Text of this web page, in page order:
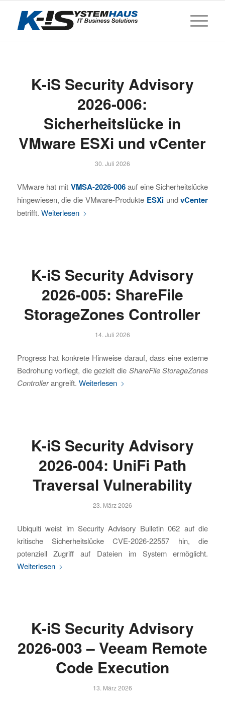
K-iS Security Advisory
2026-006:
Sicherheitslücke in
VMware ESXi und vCenter
30. Juli 2026
VMware hat mit VMSA-2026-006auf eine Sicherheitslücke
hingewiesen, die die VMware-Produkte ESXiundvCenter
betrifft. Weiterlesen
K-iS Security Advisory
2026-005: ShareFile
StorageZones Controller
14. Juli 2026
Progress hat konkrete Hinweise darauf, dass eine externe
Bedrohung vorliegt, die gezielt die ShareFile StorageZones
Controllerangreift. Weiterlesen
K-iS Security Advisory
2026-004: UniFi Path
Traversal Vulnerability
23. März 2026
Ubiquiti weist im Security Advisory Bulletin 062 auf die
kritische Sicherheitslücke CVE-2026-22557 hin, die
potenziell Zugriff auf Dateien im System ermöglicht.
Weiterlesen
K-iS Security Advisory
2026-003 – Veeam Remote
Code Execution
13. März 2026